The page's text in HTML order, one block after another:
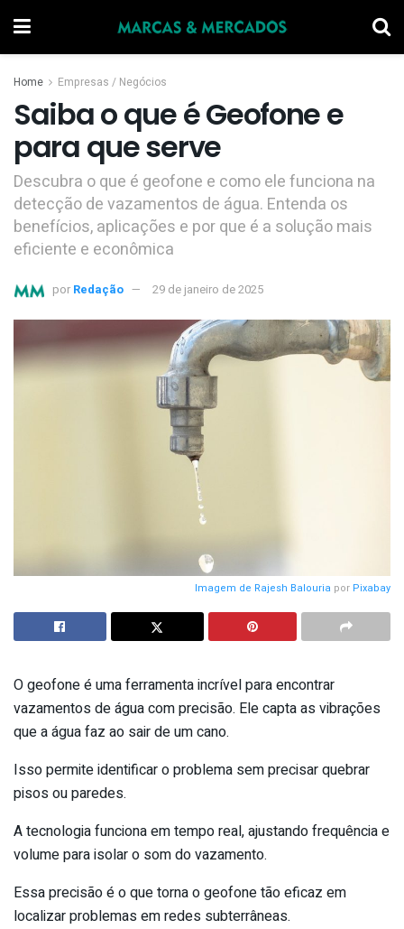
Home Empresas / Negócios
Saiba o que é Geofone e
para que serve
Descubra o que é geofone e como ele funciona na
detecção de vazamentos de água. Entenda os
benefícios, aplicações e por que é a solução mais
eficiente e econômica
por Redação 29 de janeiro de 2025
Imagem de Rajesh Balouria por Pixabay
O geofone é uma ferramenta incrível para encontrar
vazamentos de água com precisão. Ele capta as vibrações
que a água faz ao sair de um cano.
Isso permite identificar o problema sem precisar quebrar
pisos ou paredes.
A tecnologia funciona em tempo real, ajustando frequência e
volume para isolar o som do vazamento.
Essa precisão é o que torna o geofone tão eficaz em
localizar problemas em redes subterrâneas.